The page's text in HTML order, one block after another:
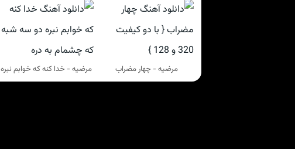
مرضیه - چهار مضراب مرضیه - خدا کنه که خوابم نبره